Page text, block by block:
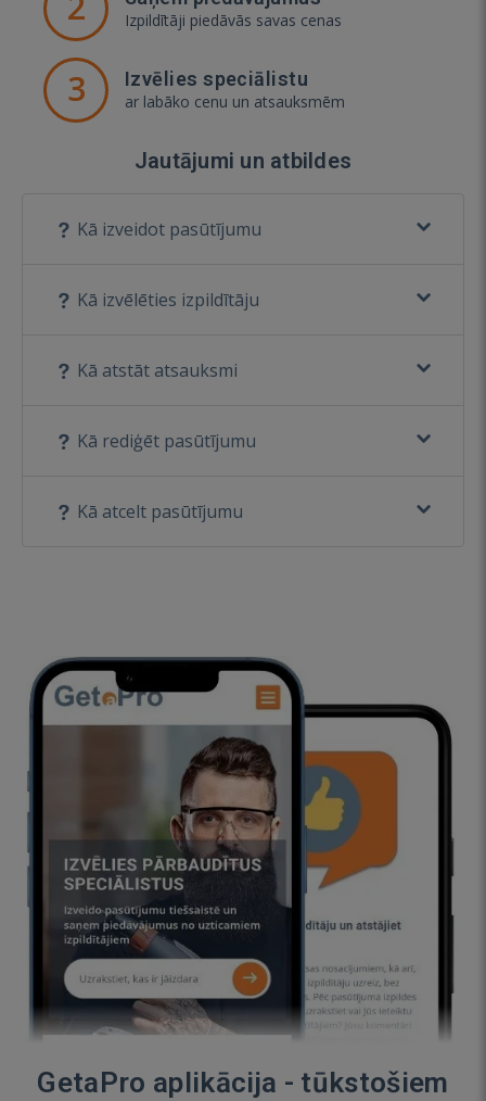
Izpildītāji piedāvās savas cenas
3 Izvēlies speciālistu
ar labāko cenu un atsauksmēm
Jautājumi un atbildes
Kā izveidot pasūtījumu
Kā izvēlēties izpildītāju
Kā atstāt atsauksmi
Kā rediģēt pasūtījumu
Kā atcelt pasūtījumu
GetaPro aplikācija - tūkstošiem